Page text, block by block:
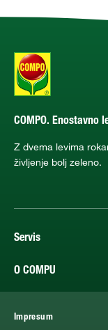
COMPO. Enostavno
Z dvema levima
življenje bolj zeleno.
Servis
O COMPU
Impresum